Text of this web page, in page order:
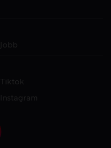
Jobb
Tiktok
Instagram